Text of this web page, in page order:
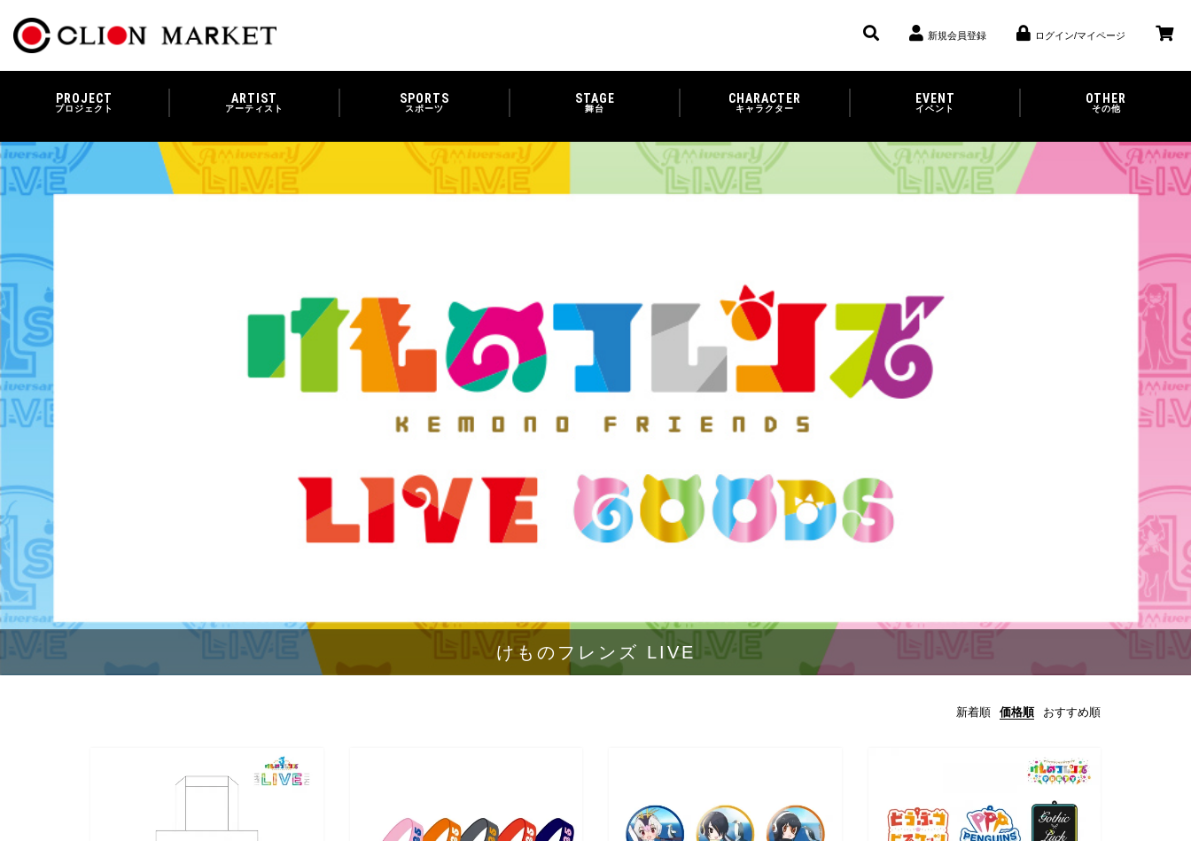
新規会員登録 ログイン/マイページ
PROJECT
プロジェクト
ARTIST
アーティスト
SPORTS
スポーツ
STAGE
舞台
CHARACTER
キャラクター
EVENT
イベント
OTHER
その他
けものフレンズ LIVE
新着順 価格順 おすすめ順